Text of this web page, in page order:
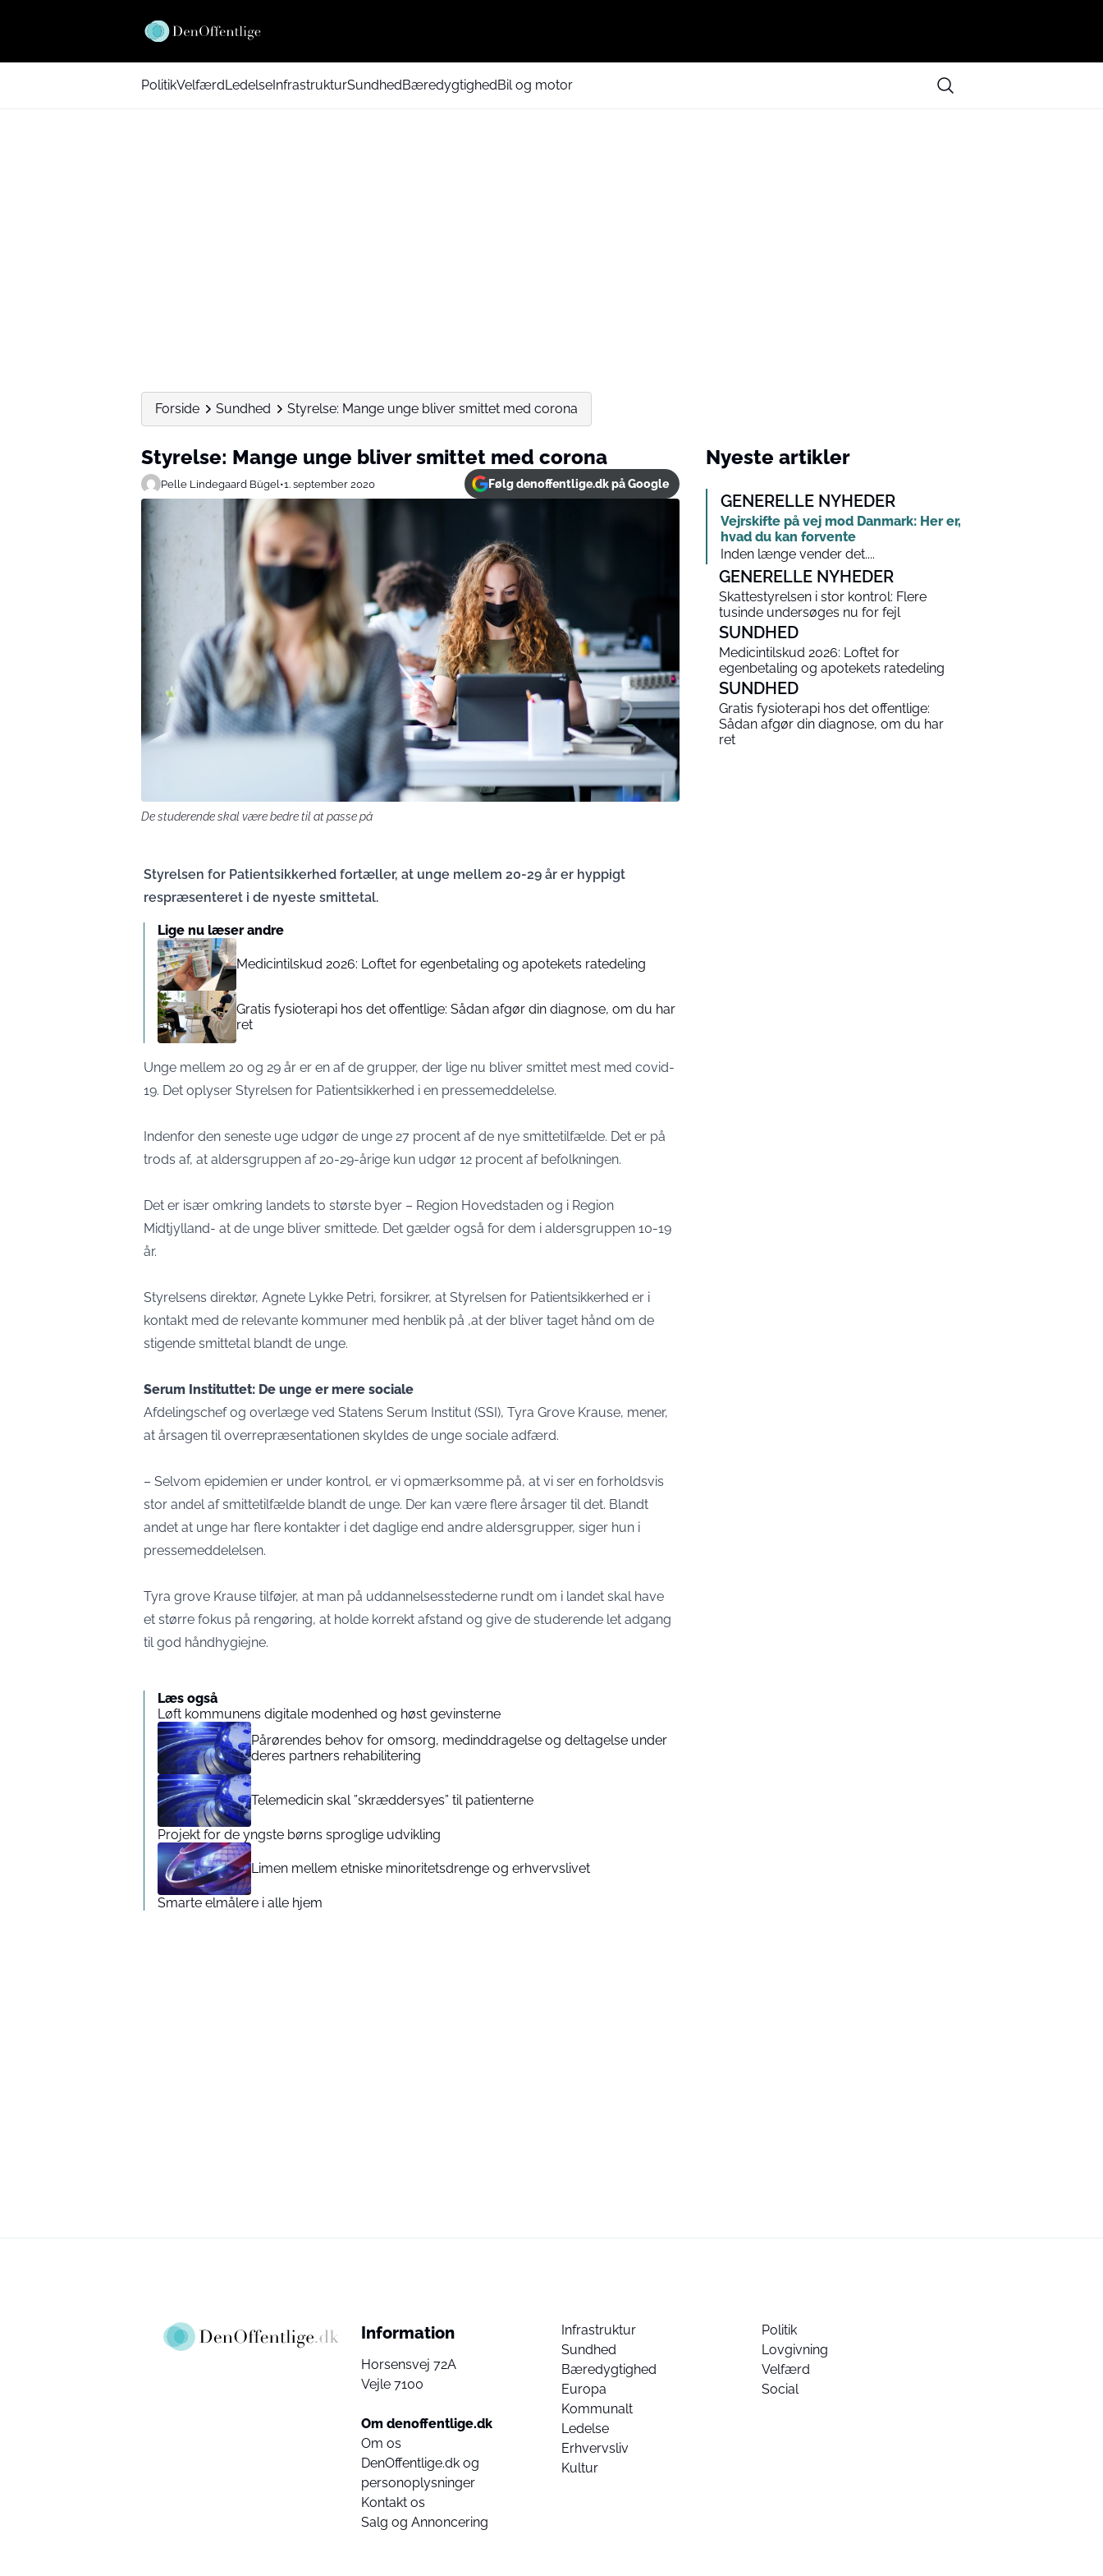
PolitikVelfærdLedelseInfrastrukturSundhedBæredygtighedBil og motor
Forside Sundhed Styrelse: Mange unge bliver smittet med corona
Styrelse: Mange unge bliver smittet med corona
Pelle Lindegaard Bügel •1. september 2020 Følg denoffentlige.dk på Google
De studerende skal være bedre til at passe på
Styrelsen for Patientsikkerhed fortæller, at unge mellem 20-29 år er hyppigt
respræsenteret i de nyeste smittetal.
Lige nu læser andre
Medicintilskud 2026: Loftet for egenbetaling og apotekets ratedeling
Gratis fysioterapi hos det offentlige: Sådan afgør din diagnose, om du har
ret
Unge mellem 20 og 29 år er en af de grupper, der lige nu bliver smittet mest med covid-
19. Det oplyser Styrelsen for Patientsikkerhed i en pressemeddelelse.
Indenfor den seneste uge udgør de unge 27 procent af de nye smittetilfælde. Det er på
trods af, at aldersgruppen af 20-29-årige kun udgør 12 procent af befolkningen.
Det er især omkring landets to største byer – Region Hovedstaden og i Region
Midtjylland- at de unge bliver smittede. Det gælder også for dem i aldersgruppen 10-19
år.
Styrelsens direktør, Agnete Lykke Petri, forsikrer, at Styrelsen for Patientsikkerhed er i
kontakt med de relevante kommuner med henblik på ,at der bliver taget hånd om de
stigende smittetal blandt de unge.
Serum Instituttet: De unge er mere sociale
Afdelingschef og overlæge ved Statens Serum Institut (SSI), Tyra Grove Krause, mener,
at årsagen til overrepræsentationen skyldes de unge sociale adfærd.
– Selvom epidemien er under kontrol, er vi opmærksomme på, at vi ser en forholdsvis
stor andel af smittetilfælde blandt de unge. Der kan være flere årsager til det. Blandt
andet at unge har flere kontakter i det daglige end andre aldersgrupper, siger hun i
pressemeddelelsen.
Tyra grove Krause tilføjer, at man på uddannelsesstederne rundt om i landet skal have
et større fokus på rengøring, at holde korrekt afstand og give de studerende let adgang
til god håndhygiejne.
Læs også
Løft kommunens digitale modenhed og høst gevinsterne
Pårørendes behov for omsorg, medinddragelse og deltagelse under
deres partners rehabilitering
Telemedicin skal ”skræddersyes” til patienterne
Projekt for de yngste børns sproglige udvikling
Limen mellem etniske minoritetsdrenge og erhvervslivet
Smarte elmålere i alle hjem
Nyeste artikler
GENERELLE NYHEDER
Vejrskifte på vej mod Danmark: Her er,
hvad du kan forvente
Inden længe vender det....
GENERELLE NYHEDER
Skattestyrelsen i stor kontrol: Flere
tusinde undersøges nu for fejl
SUNDHED
Medicintilskud 2026: Loftet for
egenbetaling og apotekets ratedeling
SUNDHED
Gratis fysioterapi hos det offentlige:
Sådan afgør din diagnose, om du har
ret
Information
Horsensvej 72A
Vejle 7100
Om denoffentlige.dk
Om os
DenOffentlige.dk og
personoplysninger
Kontakt os
Salg og Annoncering
Infrastruktur
Sundhed
Bæredygtighed
Europa
Kommunalt
Ledelse
Erhvervsliv
Kultur
Politik
Lovgivning
Velfærd
Social